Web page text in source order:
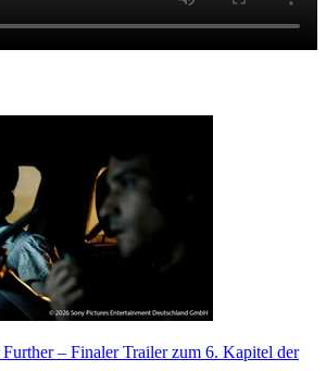
– Finaler Trailer zum 6. Kapitel der